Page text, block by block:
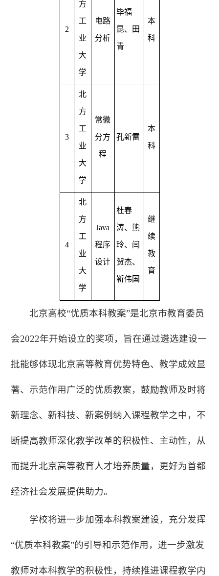
2
方
工
业
大
学
电路
分析
毕福
昆、田
青
本
科
3
北
方
工
业
大
学
常微
分方
程
孔新雷
本
科
4
北
方
工
业
大
学
Java
程序
设计
杜春
涛、熊
玲、闫
贺杰、
靳伟国
继
续
教
育
北京高校“优质本科教案”是北京市教育委员
会2022年开始设立的奖项，旨在通过遴选建设一
批能够体现北京高等教育优势特色、教学成效显
著、示范作用广泛的优质教案，鼓励教师及时将
新理念、新科技、新案例纳入课程教学之中，不
断提高教师深化教学改革的积极性、主动性，从
而提升北京高等教育人才培养质量，更好为首都
经济社会发展提供助力。
学校将进一步加强本科教案建设，充分发挥
“优质本科教案”的引导和示范作用，进一步激发
教师对本科教学的积极性，持续推进课程教学内